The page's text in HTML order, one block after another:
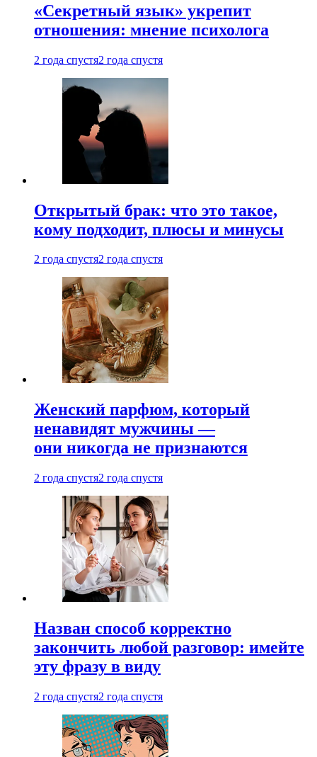
«Секретный язык» укрепит
отношения: мнение психолога
2 года спустя2 года спустя
Открытый брак: что это такое,
кому подходит, плюсы и минусы
2 года спустя2 года спустя
Женский парфюм, который
ненавидят мужчины —
они никогда не признаются
2 года спустя2 года спустя
Назван способ корректно
закончить любой разговор: имейте
эту фразу в виду
2 года спустя2 года спустя